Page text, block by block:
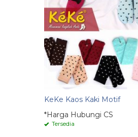
KeKe Kaos Kaki Motif
*Harga Hubungi CS
Tersedia